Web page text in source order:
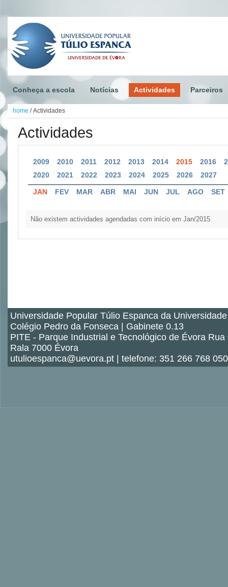
Conheça a escola Notícias Actividades Parceiros
home / Actividades
Actividades
2009 2010 2011 2012 2013 2014 2015 2016
2020
2021 2022 2023 2024 2025 2026 2027
JAN FEV MAR ABR MAI JUN JUL AGO SET
Não existem actividades agendadas com início em Jan/2015.
Universidade Popular Túlio Espanca da
Colégio Pedro da Fonseca | Gabinete 0.13
PITE - Parque Industrial e Tecnológico de Évora Rua
Rala 7000 Évora
utulioespanca@uevora.pt | telefone: 351 266 768 050